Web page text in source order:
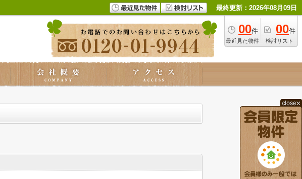
最終更新：2026年08月09日
00件
最近見た物件
00件
検討リスト